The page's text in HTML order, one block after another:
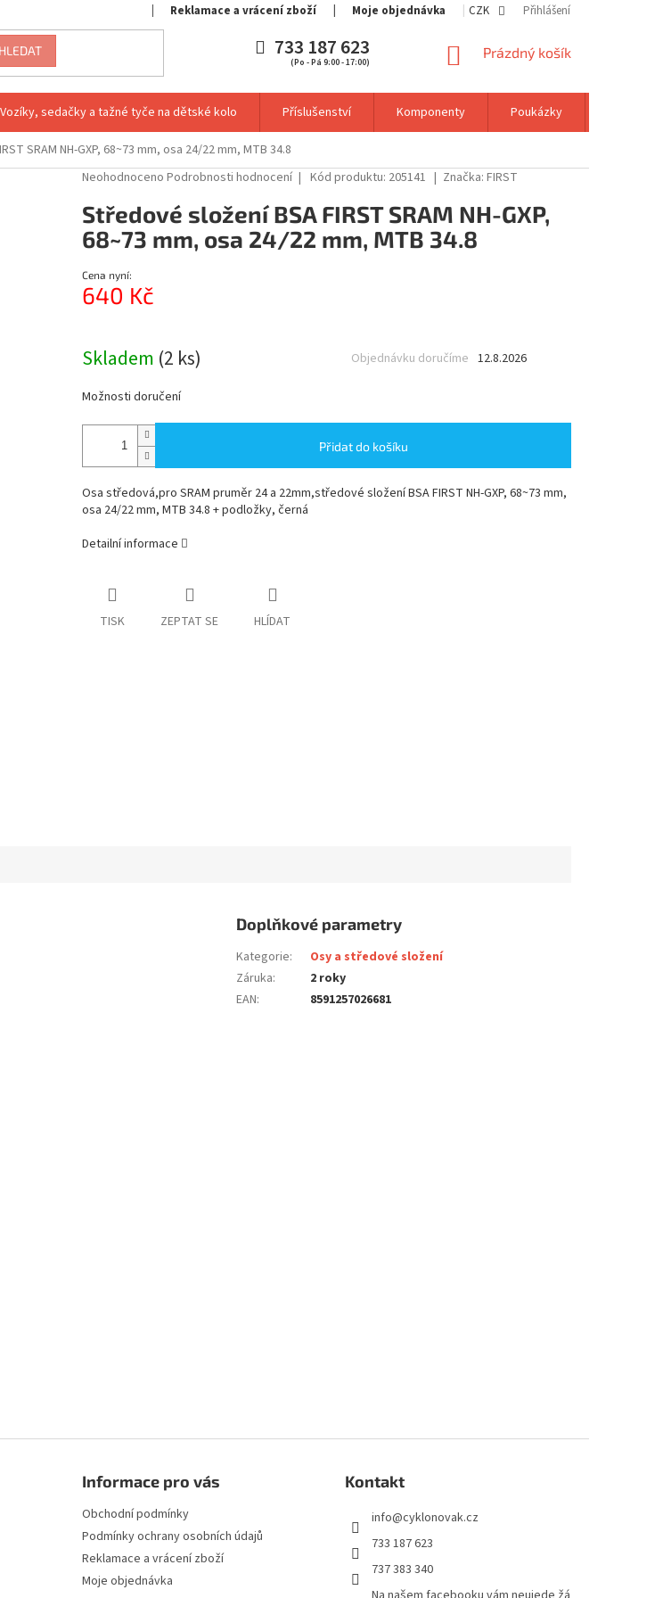
Reklamace a vrácení zboží Moje objednávka CZK Přihlášení
HLEDAT 733 187 623
(Po - Pá 9:00 - 17:00)
NÁKUPNÍ
Prázdný košík
Vozíky, sedačky a tažné tyče na dětské kolo Příslušenství Komponenty Poukázky
SRAM NH-GXP, 68~73 mm, osa 24/22 mm, MTB 34.8
Průměrné
produktu
je
0,0
5
hvězdiček.
Neohodnoceno Podrobnosti hodnocení Kód produktu: 205141 Značka:FIRST
Středové složení BSA FIRST SRAM NH-GXP,
68~73 mm, osa 24/22 mm, MTB 34.8
Cena nyní:
640 Kč
Skladem (2 ks) 12.8.2026
Objednávku doručíme
Možnosti doručení
Přidat do košíku
Osa středová,pro SRAM pruměr 24 a 22mm,středové složení BSA FIRST NH-GXP, 68~73 mm,
osa 24/22 mm, MTB 34.8 + podložky, černá
Detailní informace
TISK ZEPTAT SE HLÍDAT
Doplňkové parametry
Kategorie:
Osy a středové složení
Záruka:
2 roky
EAN: 8591257026681
Informace pro vás
Obchodní podmínky
Podmínky ochrany osobních údajů
Reklamace a vrácení zboží
Moje objednávka
Kontakt
info@cyklonovak.cz
733 187 623
737 383 340